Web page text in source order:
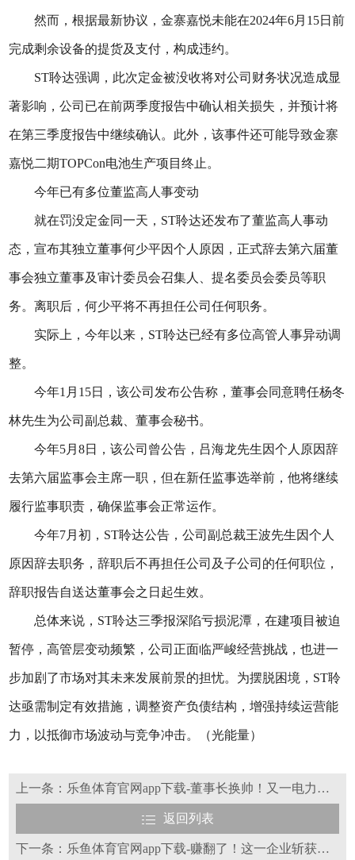
然而，根据最新协议，金寨嘉悦未能在2024年6月15日前
完成剩余设备的提货及支付，构成违约。
ST聆达强调，此次定金被没收将对公司财务状况造成显
著影响，公司已在前两季度报告中确认相关损失，并预计将
在第三季度报告中继续确认。此外，该事件还可能导致金寨
嘉悦二期TOPCon电池生产项目终止。
今年已有多位董监高人事变动
就在罚没定金同一天，ST聆达还发布了董监高人事动
态，宣布其独立董事何少平因个人原因，正式辞去第六届董
事会独立董事及审计委员会召集人、提名委员会委员等职
务。离职后，何少平将不再担任公司任何职务。
实际上，今年以来，ST聆达已经有多位高管人事异动调
整。
今年1月15日，该公司发布公告称，董事会同意聘任杨冬
林先生为公司副总裁、董事会秘书。
今年5月8日，该公司曾公告，吕海龙先生因个人原因辞
去第六届监事会主席一职，但在新任监事选举前，他将继续
履行监事职责，确保监事会正常运作。
今年7月初，ST聆达公告，公司副总裁王波先生因个人
原因辞去职务，辞职后不再担任公司及子公司的任何职位，
辞职报告自送达董事会之日起生效。
总体来说，ST聆达三季报深陷亏损泥潭，在建项目被迫
暂停，高管层变动频繁，公司正面临严峻经营挑战，也进一
步加剧了市场对其未来发展前景的担忧。为摆脱困境，ST聆
达亟需制定有效措施，调整资产负债结构，增强持续运营能
力，以抵御市场波动与竞争冲击。（光能量）
上一条：乐鱼体育官网app下载-董事长换帅！又一电力国企重大人事调整
返回列表
下一条：乐鱼体育官网app下载-赚翻了！这一企业斩获隆基8GW大单